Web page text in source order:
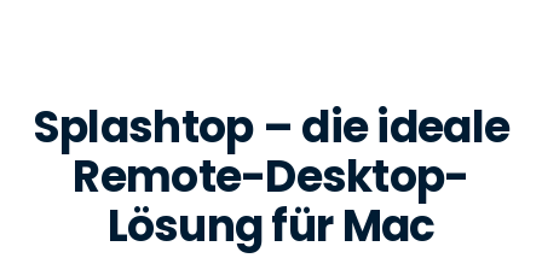
Splashtop – die ideale
Remote-Desktop-
Lösung für Mac